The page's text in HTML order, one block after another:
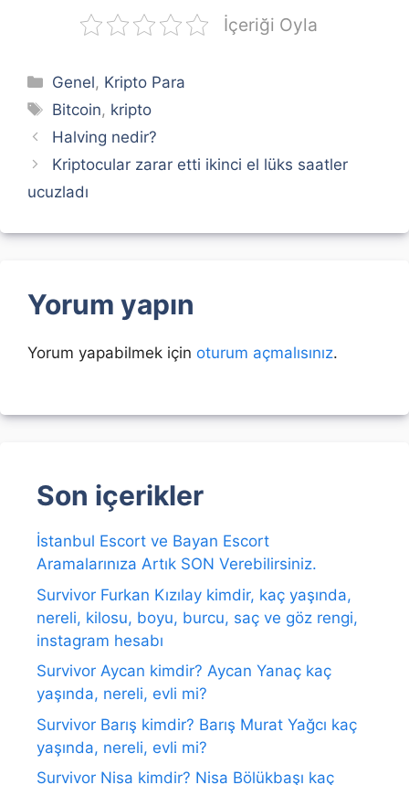
İçeriği Oyla
Kategoriler
Genel, Kripto Para
Etiketler
Bitcoin, kripto
Halving nedir?
Kriptocular zarar etti ikinci el lüks saatler
ucuzladı
Yorum yapın
Yorum yapabilmek için oturum açmalısınız.
Son içerikler
İstanbul Escort ve Bayan Escort
Aramalarınıza Artık SON Verebilirsiniz.
Survivor Furkan Kızılay kimdir, kaç yaşında,
nereli, kilosu, boyu, burcu, saç ve göz rengi,
instagram hesabı
Survivor Aycan kimdir? Aycan Yanaç kaç
yaşında, nereli, evli mi?
Survivor Barış kimdir? Barış Murat Yağcı kaç
yaşında, nereli, evli mi?
Survivor Nisa kimdir? Nisa Bölükbaşı kaç